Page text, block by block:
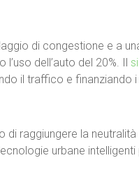
di congestione e a
l’uso dell’auto del 20%. Il
il traffico e
di raggiungere la
urbane